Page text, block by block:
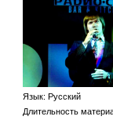
Язык: Русский
Длительность